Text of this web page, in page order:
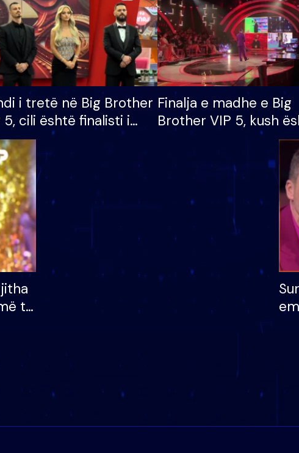
i tretë në Big Brother
5, cili është finalisti i
që lë shtëpinë
Finalja e madhe e Big
Brother VIP 5, kush
banori i parë që lë
dhe humb
të fituar çmimin e
të